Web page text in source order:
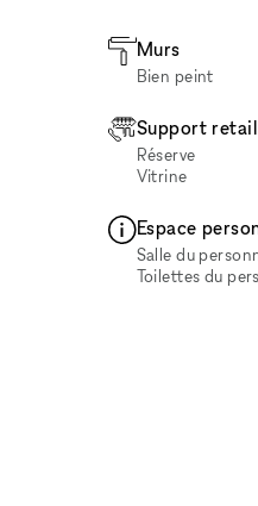
Murs
Bien peint
Support retail
Réserve
Vitrine
Espace
Salle du
Toilettes du